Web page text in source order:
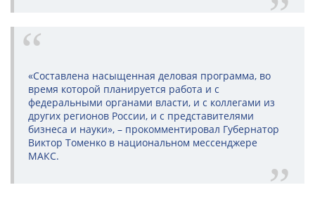
«Составлена насыщенная деловая программа, во
время которой планируется работа и с
федеральными органами власти, и с коллегами из
других регионов России, и с представителями
бизнеса и науки», – прокомментировал Губернатор
Виктор Томенко в национальном мессенджере
МАКС.